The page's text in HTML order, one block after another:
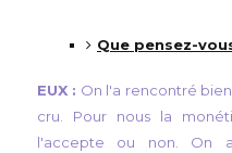
Que pensez-
EUX : On l'a rencontré
cru. Pour nous la
l'accepte ou non. On